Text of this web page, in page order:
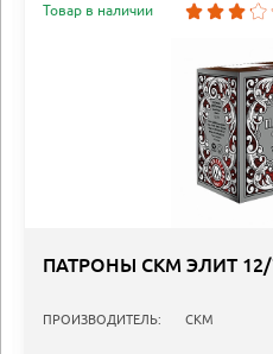
Товар в наличии
ПАТРОНЫ СКМ ЭЛИТ
ПРОИЗВОДИТЕЛЬ: СКМ